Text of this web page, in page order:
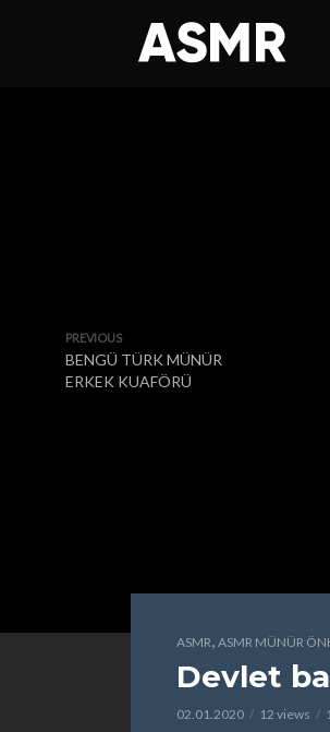
PREVIOUS
BENGÜ TÜRK MÜNÜR
ERKEK KUAFÖRÜ
ASMR, ASMR MÜNÜR
Devlet
02.01.2020 12 views